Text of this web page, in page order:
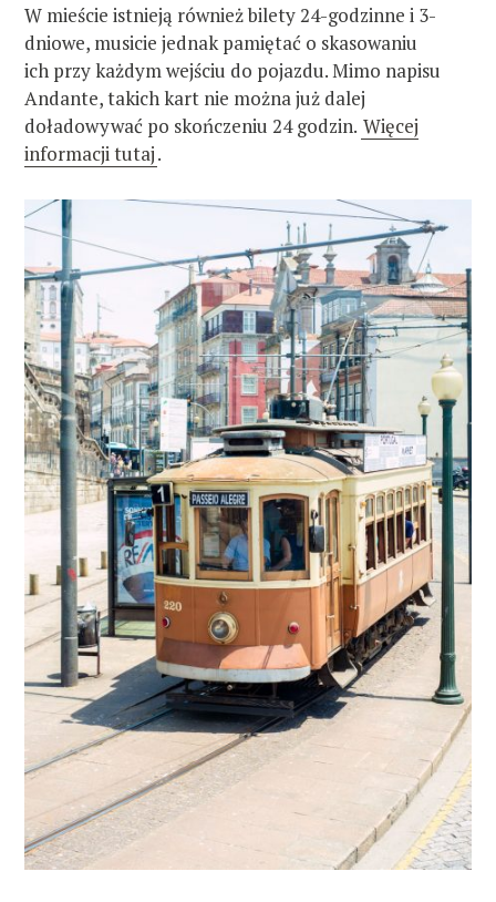
W mieście istnieją również bilety 24-godzinne i 3-
dniowe, musicie jednak pamiętać o skasowaniu
ich przy każdym wejściu do pojazdu. Mimo napisu
Andante, takich kart nie można już dalej
doładowywać po skończeniu 24 godzin. Więcej
informacji tutaj.